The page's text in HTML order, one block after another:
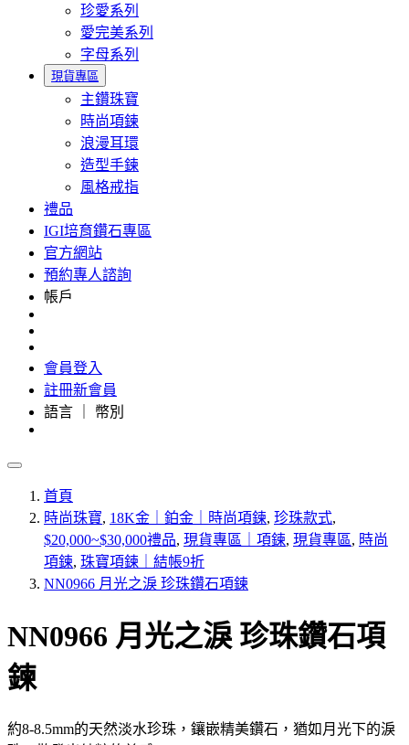
珍愛系列
愛完美系列
字母系列
現貨專區
主鑽珠寶
時尚項鍊
浪漫耳環
造型手鍊
風格戒指
禮品
IGI培育鑽石專區
官方網站
預約專人諮詢
帳戶
會員登入
註冊新會員
語言 ｜ 幣別
首頁
時尚珠寶, 18K金｜鉑金｜時尚項鍊, 珍珠款式,
$20,000~$30,000禮品, 現貨專區｜項鍊, 現貨專區, 時尚
項鍊, 珠寶項鍊｜結帳9折
NN0966 月光之淚 珍珠鑽石項鍊
NN0966 月光之淚 珍珠鑽石項
鍊
約8-8.5mm的天然淡水珍珠，鑲嵌精美鑽石，猶如月光下的淚